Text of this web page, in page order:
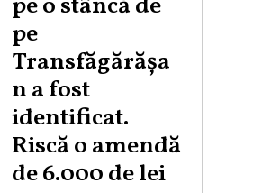
pe o stâncă de
pe
Transfăgărășa
n a fost
identificat.
Riscă o amendă
de 6.000 de lei